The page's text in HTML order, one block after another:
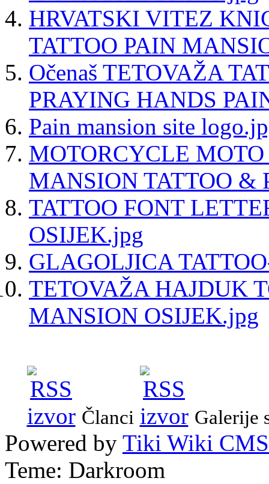
HRVATSKI VITEZ
TATTOO PAIN
Očenaš TETOVAŽA
PRAYING HANDS
Pain mansion site
MOTORCYCLE
MANSION TATTOO &
TATTOO FONT
OSIJEK.jpg
GLAGOLJICA
TETOVAŽA HAJDUK
MANSION OSIJEK.jpg
Članci Galerije
Powered by Tiki Wiki
Teme: Darkroom